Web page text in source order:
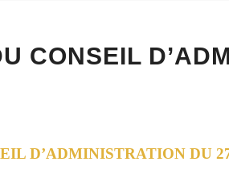
CONSEIL
D’ADMINISTRATION DU